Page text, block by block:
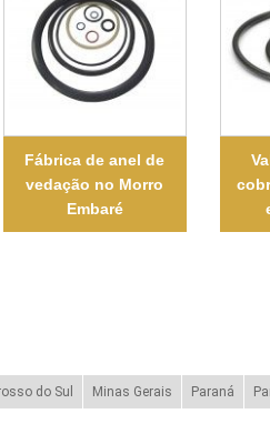
Fábrica de anel de
vedação no Morro
Embaré
do Sul Minas Gerais Paraná